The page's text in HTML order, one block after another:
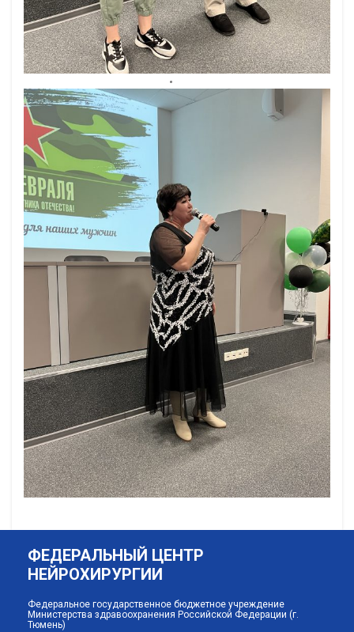
ФЕДЕРАЛЬНЫЙ ЦЕНТР
НЕЙРОХИРУРГИИ
Федеральное государственное бюджетное учреждение
Министерства здравоохранения Российской Федерации (г.
Тюмень)